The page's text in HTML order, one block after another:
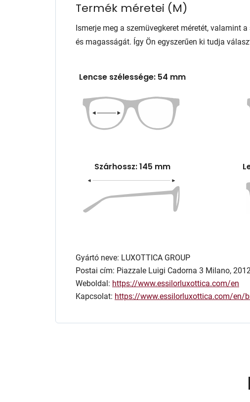
Termék méretei (M)
Ismerje meg a szemüvegkeret méretét, valamint
és magasságát. Így Ön egyszerűen ki tudja
Lencse szélessége: 54 mm
Szárhossz: 145 mm
Gyártó neve: LUXOTTICA GROUP
Postai cím: Piazzale Luigi Cadorna 3 Milano,
Weboldal: https://www.essilorluxottica.com/en
Kapcsolat: https://www.essilorluxottica.com/en/